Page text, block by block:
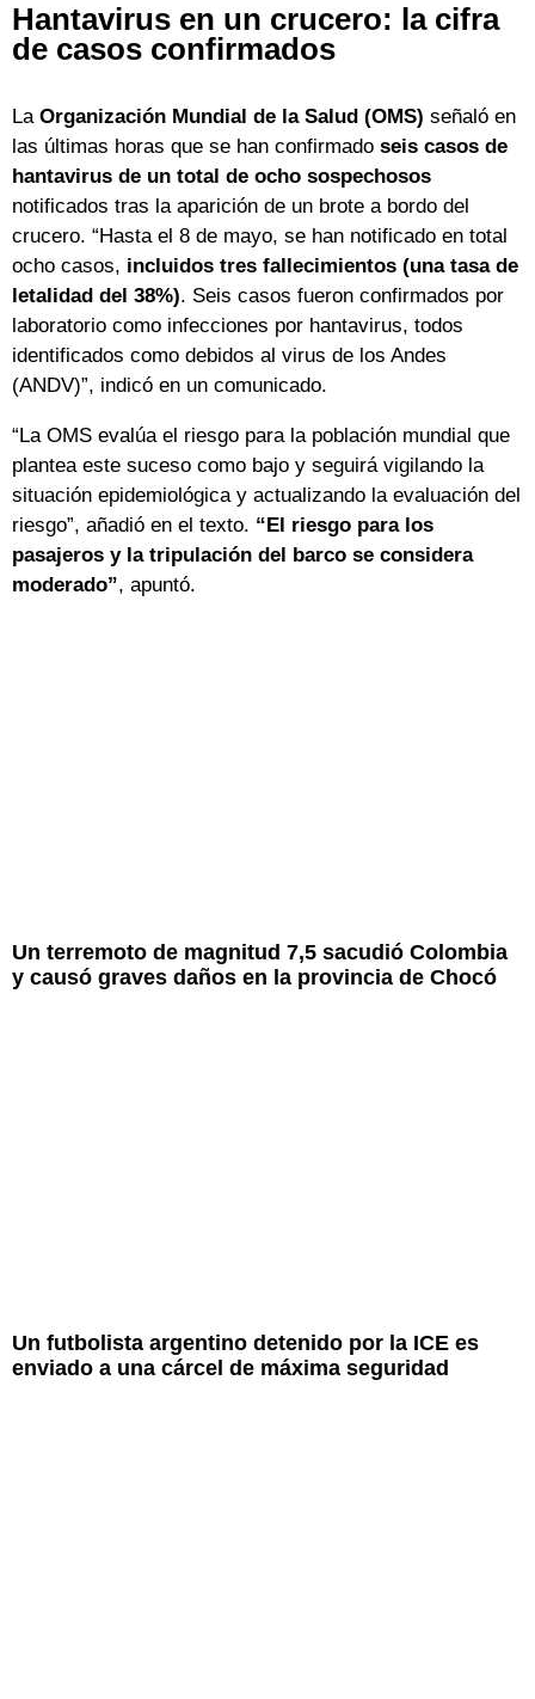
Hantavirus en un crucero: la cifra
de casos confirmados
La Organización Mundial de la Salud (OMS) señaló en
las últimas horas que se han confirmado seis casos de
hantavirus de un total de ocho sospechosos
notificados tras la aparición de un brote a bordo del
crucero. “Hasta el 8 de mayo, se han notificado en total
ocho casos, incluidos tres fallecimientos (una tasa de
letalidad del 38%). Seis casos fueron confirmados por
laboratorio como infecciones por hantavirus, todos
identificados como debidos al virus de los Andes
(ANDV)”, indicó en un comunicado.
“La OMS evalúa el riesgo para la población mundial que
plantea este suceso como bajo y seguirá vigilando la
situación epidemiológica y actualizando la evaluación del
riesgo”, añadió en el texto. “El riesgo para los
pasajeros y la tripulación del barco se considera
moderado”, apuntó.
Un terremoto de magnitud 7,5 sacudió Colombia
y causó graves daños en la provincia de Chocó
Un futbolista argentino detenido por la ICE es
enviado a una cárcel de máxima seguridad